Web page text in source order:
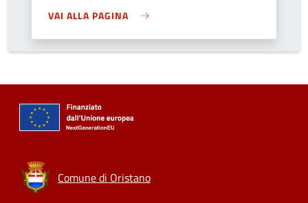
VAI ALLA PAGINA
Comune di Oristano